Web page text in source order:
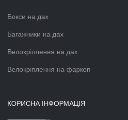
Бокси на дах
Багажники на дах
Велокріплення на дах
Велокріплення на фаркоп
КОРИСНА ІНФОРМАЦІЯ